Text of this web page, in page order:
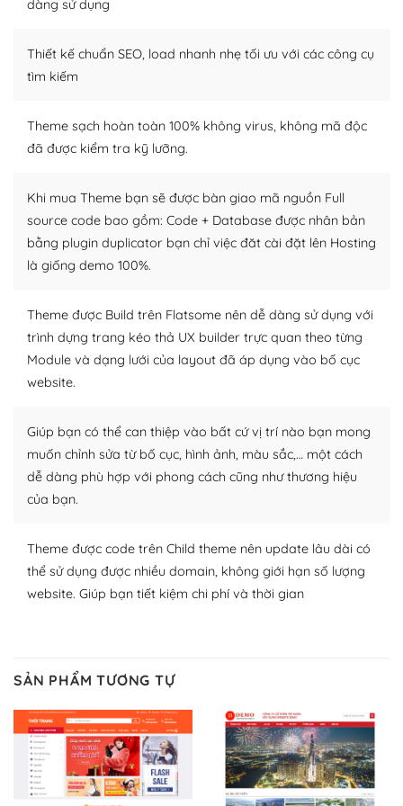
WordPress là nơi lưu trữ cho một diễn đàn cộng đồng
người cuồng tín WordPress.
Nếu bạn gặp khó khăn, bạn có thể lên mạng và tìm
lời, giải đáp vấn đề của bạn.
Cộng đồng sử dụng WordPress sẵn sàng hỗ trợ bạn
– Đa dạng plugin và themes
Plugin mở rộng là thành phần cài đặt thêm vào
WordPress để tăng thêm các tính năng cần thiết. Có
nhiều plugin trả phí hoặc miễn phí.
Nhờ lượng người dùng đông đảo, thư viện themes và
thích chọn lựa plugin và themes phù hợp cho mục đích
lập website của mình.
WordPress đa dạng plugin và themes
Với mọi Hosting bất kỳ thì WordPress đều có thể dễ
dàng thiết lập vì thực tế nó đã cung cấp khoảng 60%
trang web WordPress của bạn.
Dễ dàng lựa chọn Hosting cho website WordPress
– Bảo mật cực tốt
Vì WordPress hiện là nền tảng xây dựng trang web và
dàng sử dụng
Thiết kế chuẩn SEO, load nhanh nhẹ tối ưu với các công cụ
tìm kiếm
Theme sạch hoàn toàn 100% không virus, không mã độc
đã được kiểm tra kỹ lưỡng.
Khi mua Theme bạn sẽ được bàn giao mã nguồn Full
source code bao gồm: Code + Database được nhân bản
bằng plugin duplicator bạn chỉ việc đăt cài đặt lên Hosting
là giống demo 100%.
Theme được Build trên Flatsome nên dễ dàng sử dụng với
trình dựng trang kéo thả UX builder trực quan theo từng
Module và dạng lưới của layout đã áp dụng vào bố cục
website.
Giúp bạn có thể can thiệp vào bất cứ vị trí nào bạn mong
muốn chỉnh sửa từ bố cục, hình ảnh, màu sắc,… một cách
dễ dàng phù hợp với phong cách cũng như thương hiệu
của bạn.
Theme được code trên Child theme nên update lâu dài có
thể sử dụng được nhiều domain, không giới hạn số lượng
website. Giúp bạn tiết kiệm chi phí và thời gian
SẢN PHẨM TƯƠNG TỰ